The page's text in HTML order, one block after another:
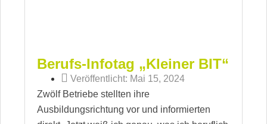
Berufs-Infotag „Kleiner BIT“
Veröffentlicht: Mai 15, 2024
Zwölf Betriebe stellten ihre
Ausbildungsrichtung vor und informierten